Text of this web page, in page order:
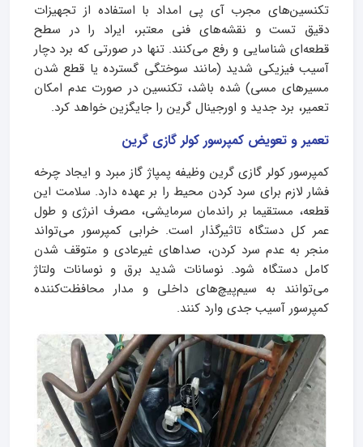
تکنسین‌های مجرب آی پی امداد با استفاده از تجهیزات
دقیق تست و نقشه‌های فنی معتبر، ایراد را در سطح
قطعه‌ای شناسایی و رفع می‌کنند. تنها در صورتی که برد دچار
آسیب فیزیکی شدید (مانند سوختگی گسترده یا قطع شدن
مسیرهای مسی) شده باشد، تکنسین در صورت عدم امکان
تعمیر، برد جدید و اورجینال گرین را جایگزین خواهد کرد.
تعمیر و تعویض کمپرسور کولر گازی گرین
کمپرسور کولر گازی گرین وظیفه پمپاژ گاز مبرد و ایجاد چرخه
فشار لازم برای سرد کردن محیط را بر عهده دارد. سلامت این
قطعه، مستقیما بر راندمان سرمایشی، مصرف انرژی و طول
عمر کل دستگاه تاثیرگذار است. خرابی کمپرسور می‌تواند
منجر به عدم سرد کردن، صداهای غیرعادی و متوقف شدن
کامل دستگاه شود. نوسانات شدید برق و نوسانات ولتاژ
می‌توانند به سیم‌پیچ‌های داخلی و مدار محافظت‌کننده
کمپرسور آسیب جدی وارد کنند.